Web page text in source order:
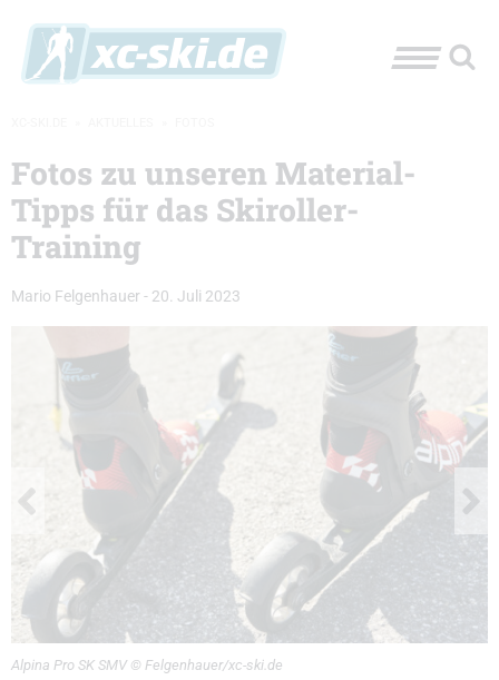
Fotos zu unseren Material-
Tipps für das Skiroller-
Training
Mario Felgenhauer - 20. Juli 2023
Alpina Pro SK SMV © Felgenhauer/xc-ski.de